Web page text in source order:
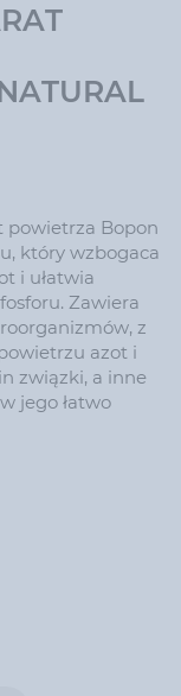
powietrza Bopon
który wzbogaca
i ułatwia
Zawiera
z
azot i
związki, a inne
jego łatwo